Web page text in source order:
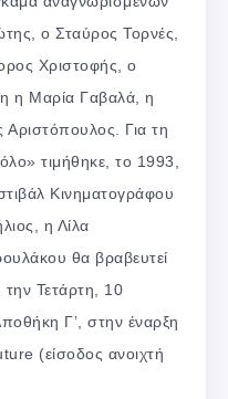
ο Σταύρος Τορνές,
Χριστοφής, ο
η Μαρία Γαβαλά, η
Για τη
τιμήθηκε, το 1993,
Κινηματογράφου
η Λίλα
θα βραβευτεί
την Τετάρτη, 10
Γ’, στην έναρξη
(είσοδος ανοιχτή